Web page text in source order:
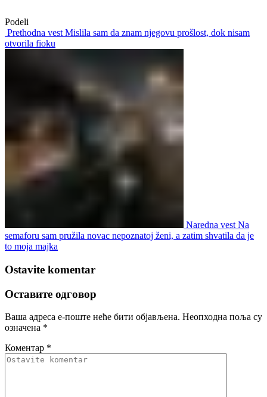
Podeli
Prethodna vest Mislila sam da znam njegovu prošlost, dok nisam
otvorila fioku
Naredna vest Na
semaforu sam pružila novac nepoznatoj ženi, a zatim shvatila da je
to moja majka
Ostavite komentar
Оставите одговор
Ваша адреса е-поште неће бити објављена. Неопходна поља су
означена *
Коментар *